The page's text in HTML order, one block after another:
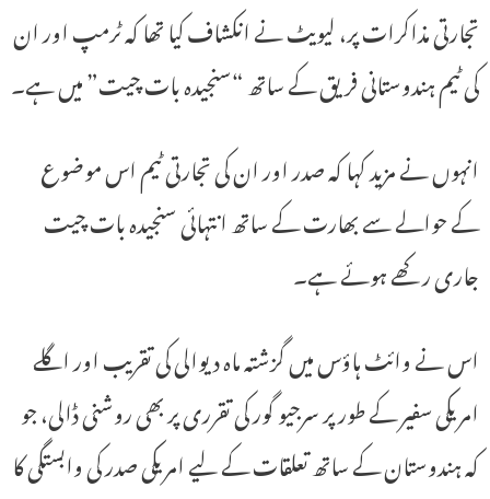
تجارتی مذاکرات پر، لیویٹ نے انکشاف کیا تھا کہ ٹرمپ اور ان
کی ٹیم ہندوستانی فریق کے ساتھ “سنجیدہ بات چیت” میں ہے۔
انہوں نے مزید کہا کہ صدر اور ان کی تجارتی ٹیم اس موضوع
کے حوالے سے بھارت کے ساتھ انتہائی سنجیدہ بات چیت
جاری رکھے ہوئے ہے۔
اس نے وائٹ ہاؤس میں گزشتہ ماہ دیوالی کی تقریب اور اگلے
امریکی سفیر کے طور پر سرجیو گور کی تقرری پر بھی روشنی ڈالی، جو
کہ ہندوستان کے ساتھ تعلقات کے لیے امریکی صدر کی وابستگی کا